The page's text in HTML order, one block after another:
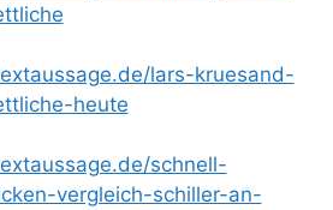
lars-kruesand-
heute
schnell-
vergleich-schiller-an-